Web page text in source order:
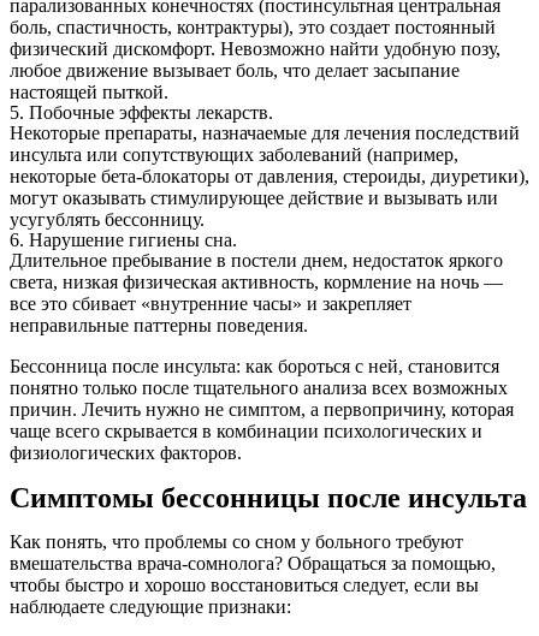
парализованных конечностях (постинсультная центральная
боль, спастичность, контрактуры), это создает постоянный
физический дискомфорт. Невозможно найти удобную позу,
любое движение вызывает боль, что делает засыпание
настоящей пыткой.
5. Побочные эффекты лекарств.
Некоторые препараты, назначаемые для лечения последствий
инсульта или сопутствующих заболеваний (например,
некоторые бета-блокаторы от давления, стероиды, диуретики),
могут оказывать стимулирующее действие и вызывать или
усугублять бессонницу.
6. Нарушение гигиены сна.
Длительное пребывание в постели днем, недостаток яркого
света, низкая физическая активность, кормление на ночь —
все это сбивает «внутренние часы» и закрепляет
неправильные паттерны поведения.
Бессонница после инсульта: как бороться с ней, становится
понятно только после тщательного анализа всех возможных
причин. Лечить нужно не симптом, а первопричину, которая
чаще всего скрывается в комбинации психологических и
физиологических факторов.
Симптомы бессонницы после инсульта
Как понять, что проблемы со сном у больного требуют
вмешательства врача-сомнолога? Обращаться за помощью,
чтобы быстро и хорошо восстановиться следует, если вы
наблюдаете следующие признаки: